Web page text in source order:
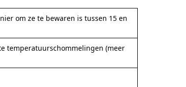
om ze te bewaren is tussen 15 en
temperatuurschommelingen (meer